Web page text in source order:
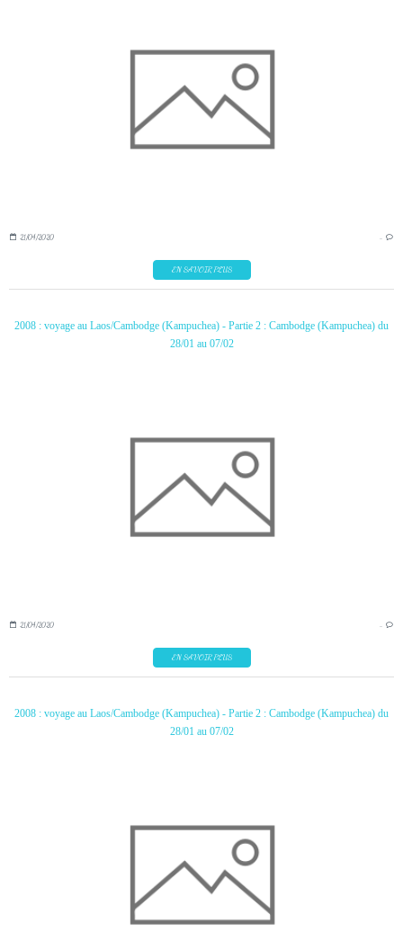
21/04/2020 …
EN SAVOIR PLUS
2008 : voyage au Laos/Cambodge (Kampuchea) - Partie 2 : Cambodge (Kampuchea) du
28/01 au 07/02
21/04/2020 …
EN SAVOIR PLUS
2008 : voyage au Laos/Cambodge (Kampuchea) - Partie 2 : Cambodge (Kampuchea) du
28/01 au 07/02